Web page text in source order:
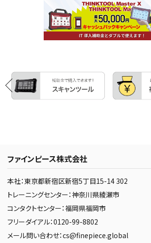
ファインピース株式会社
本社：東京都新宿区新宿5丁目15-14 302
トレーニングセンター：神奈川県綾瀬市
コンタクトセンター：福岡県福岡市
フリーダイアル：0120-99-8802
メール問い合わせ：cs@finepiece.global